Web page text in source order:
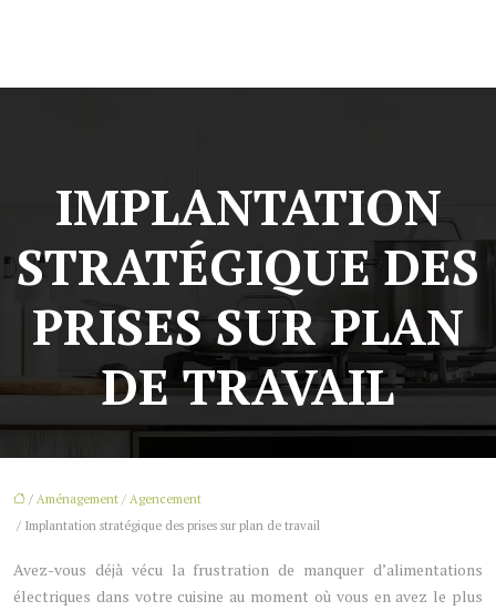
IMPLANTATION
STRATÉGIQUE DES
PRISES SUR PLAN
DE TRAVAIL
/ Aménagement / Agencement
/ Implantation stratégique des prises sur plan de travail
Avez-vous déjà vécu la frustration de manquer d’alimentations
électriques dans votre cuisine au moment où vous en avez le plus